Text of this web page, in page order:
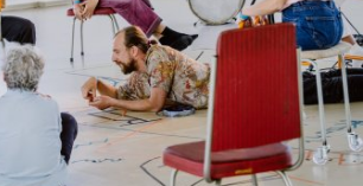
In
Lightbox
öffnen